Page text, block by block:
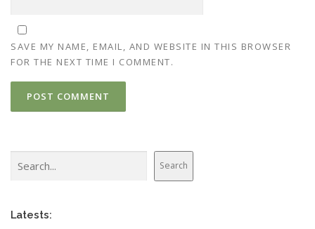
SAVE MY NAME, EMAIL, AND WEBSITE IN THIS BROWSER
FOR THE NEXT TIME I COMMENT.
Search
Latests: